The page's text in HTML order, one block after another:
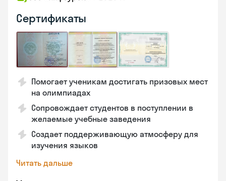
Сертификаты
Помогает ученикам достигать призовых мест
на олимпиадах
Сопровождает студентов в поступлении в
желаемые учебные заведения
Создает поддерживающую атмосферу для
изучения языков
Читать дальше